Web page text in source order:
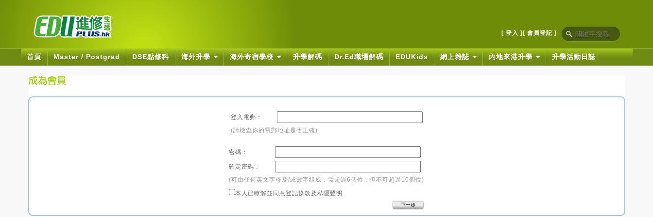
[ 登入 ] [ 會員登記 ]
首頁 Master / Postgrad DSE點修科 海外升學 海外寄宿學校 升學解碼 Dr.Ed職場解碼 EDUKids 網上雜誌 內地來港升學 升學活動日誌
登入電郵：
(請檢查你的電郵地址是否正確)
密碼：
確定密碼：
(可由任何英文字母及/或數字組成，需超過6個位，但不可超過10個位)
本人已瞭解並同意登記條款及私隱聲明